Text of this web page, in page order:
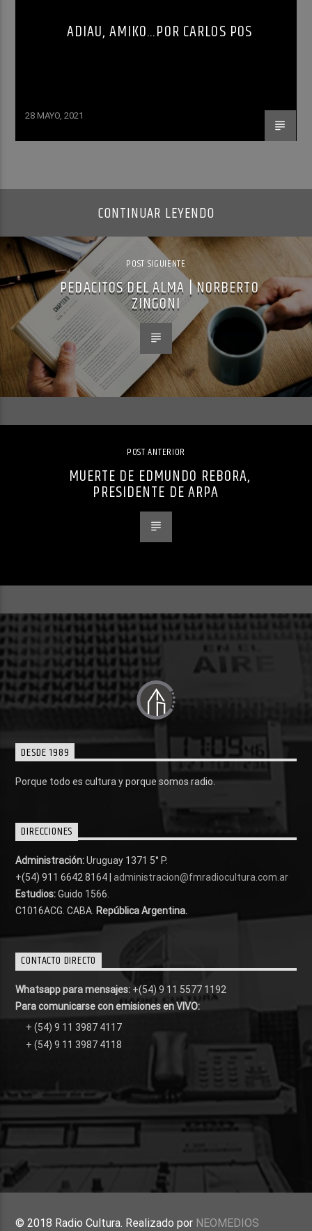
ADIAU, AMIKO…POR CARLOS POS
28 MAYO, 2021
CONTINUAR LEYENDO
POST SIGUIENTE
PEDACITOS DEL ALMA | NORBERTO
ZINGONI
POST ANTERIOR
MUERTE DE EDMUNDO REBORA,
PRESIDENTE DE ARPA
DESDE 1989
Porque todo es cultura y porque somos radio.
DIRECCIONES
Administración:Uruguay 1371 5° P.
+(54) 911 6642 8164 | administracion@fmradiocultura.com.ar
Estudios:Guido 1566.
C1016ACG . CABA. República Argentina.
CONTACTO DIRECTO
Whatsapp para mensajes: +(54) 9 11 5577 1192
Para comunicarse con emisiones en VIVO:
+ (54) 9 11 3987 4117
+ (54) 9 11 3987 4118
© 2018 Radio Cultura. Realizado por NEOMEDIOS